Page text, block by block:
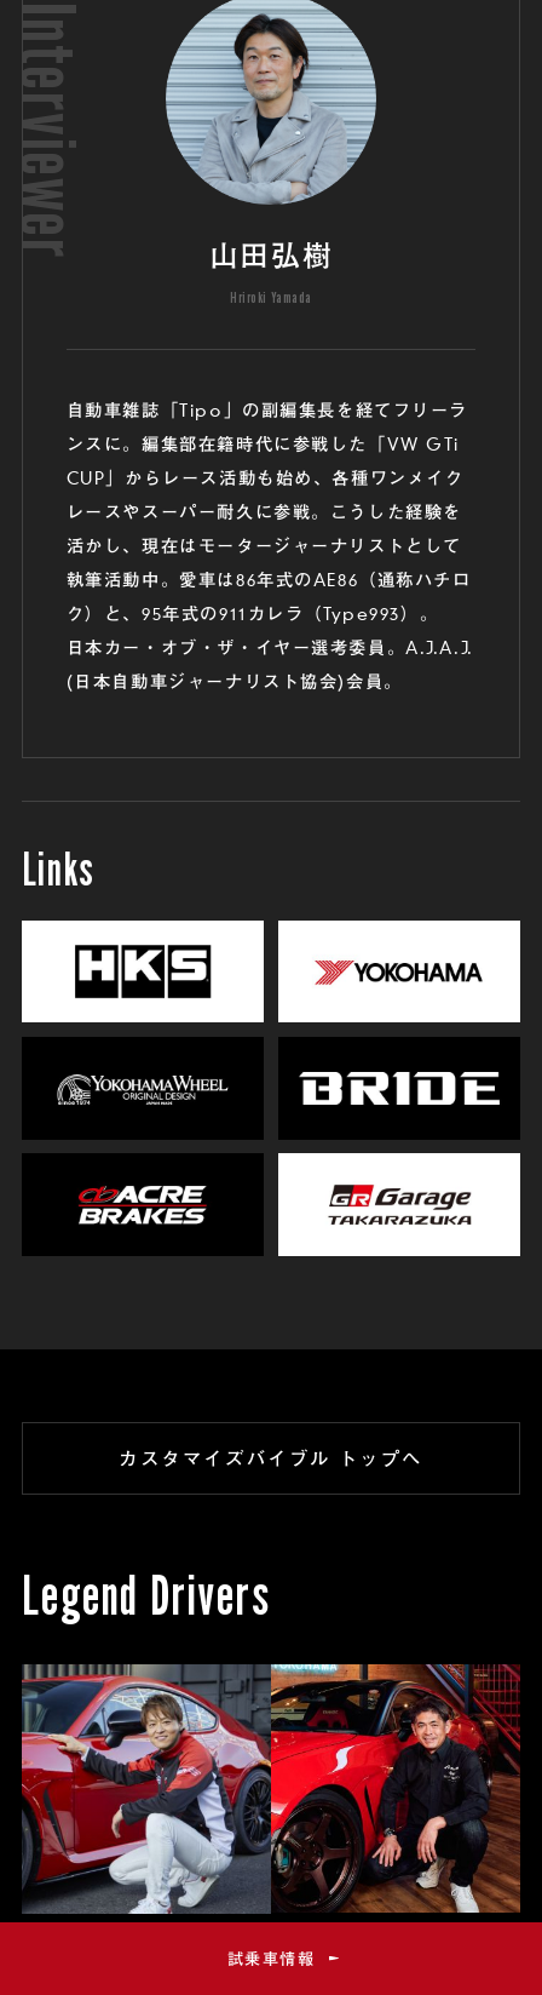
Interviewer 山田弘樹
Hriroki Yamada
自動車雑誌「Tipo」の副編集長を経てフリーラ
ンスに。編集部在籍時代に参戦した「VW GTi
CUP」からレース活動も始め、各種ワンメイク
レースやスーパー耐久に参戦。こうした経験を
活かし、現在はモータージャーナリストとして
執筆活動中。愛車は86年式のAE86（通称ハチロ
ク）と、95年式の911カレラ（Type993）。
日本カー・オブ・ザ・イヤー選考委員。A.J.A.J.
(日本自動車ジャーナリスト協会)会員。
Links
カスタマイズバイブル トップへ
Legend Drivers
試乗車情報